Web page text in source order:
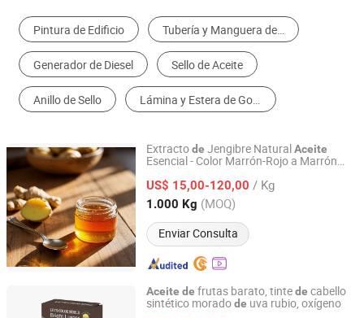
Pintura de Edificio Tubería y Manguera de Goma
Generador de Diesel Sello de Aceite
Anillo de Sello Lámina y Estera de Goma
Extractode Jengibre NaturalAceite
Esencial - Color Marrón-Rojo a Marrón
US$ 15,00-120,00 / Kg
1.000 Kg (MOQ)
Enviar Consulta
GUANGZHOU ROYAL QUEEN CO., LTD
Guangdong, China Desde 2016
Aceite de frutas barato, tintede cabello
sintético moradode uva rubio, oxígeno
Zhejiang Chenxin Cosmetic Co., Ltd.